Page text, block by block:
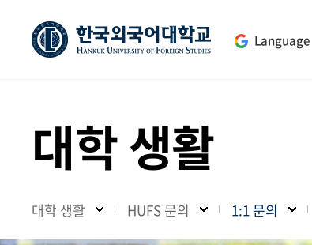
Language
대학 생활
대학 생활 HUFS 문의 1:1 문의